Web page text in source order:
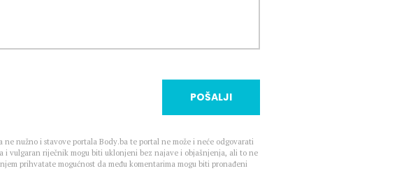
POŠALJI
nužno i stavove portala Body.ba te portal ne može i neće odgovarati
i vulgaran riječnik mogu biti uklonjeni bez najave i objašnjenja, ali to ne
prihvatate mogućnost da među komentarima mogu biti pronađeni